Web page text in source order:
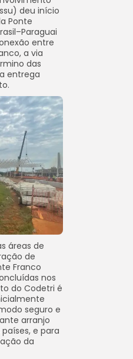
deu início
Ponte
entre
a via
das
entrega
áreas de
de
Franco
nos
do Codetri é
seguro e
arranjo
e para
da